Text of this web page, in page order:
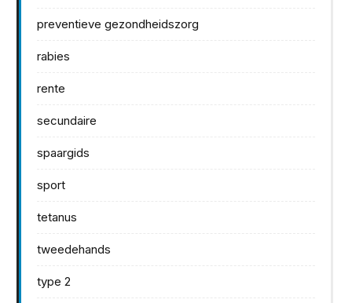
preventieve gezondheidszorg
rabies
rente
secundaire
spaargids
sport
tetanus
tweedehands
type 2